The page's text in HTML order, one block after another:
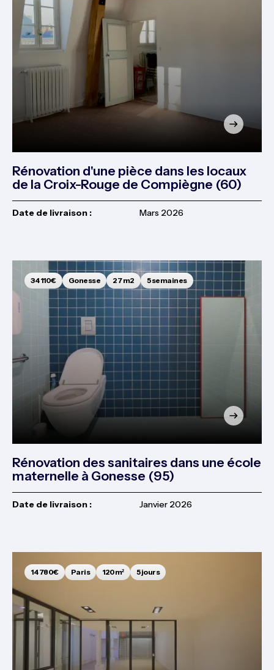
Rénovation d'une pièce dans les locaux
de la Croix-Rouge de Compiègne (60)
Date de livraison : Mars 2026
34 110€ Gonesse 27 m2 5 semaines
Rénovation des sanitaires dans une école
maternelle à Gonesse (95)
Date de livraison : Janvier 2026
14 780€ Paris 120m² 5 jours